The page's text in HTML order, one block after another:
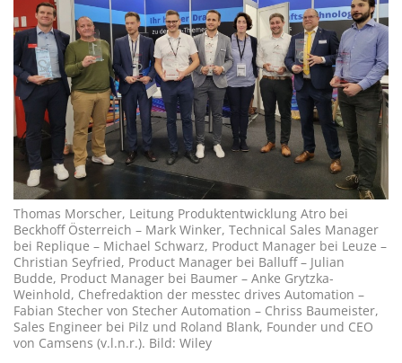
Thomas Morscher, Leitung Produktentwicklung Atro bei
Beckhoff Österreich – Mark Winker, Technical Sales Manager
bei Replique – Michael Schwarz, Product Manager bei Leuze –
Christian Seyfried, Product Manager bei Balluff – Julian
Budde, Product Manager bei Baumer – Anke Grytzka-
Weinhold, Chefredaktion der messtec drives Automation –
Fabian Stecher von Stecher Automation – Chriss Baumeister,
Sales Engineer bei Pilz und Roland Blank, Founder und CEO
von Camsens (v.l.n.r.). Bild: Wiley